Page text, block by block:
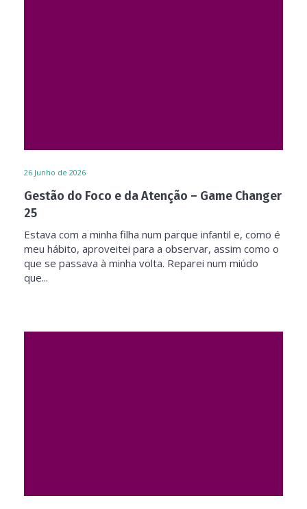
26 Junho de 2026
Gestão do Foco e da Atenção – Game Changer
25
Estava com a minha filha num parque infantil e, como é
meu hábito, aproveitei para a observar, assim como o
que se passava à minha volta. Reparei num miúdo
que...